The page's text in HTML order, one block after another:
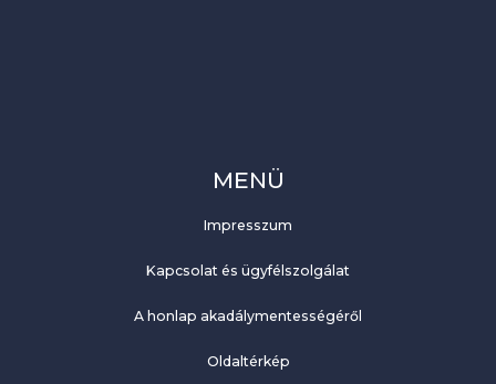
MENÜ
Impresszum
Kapcsolat és ügyfélszolgálat
A honlap akadálymentességéről
Oldaltérkép